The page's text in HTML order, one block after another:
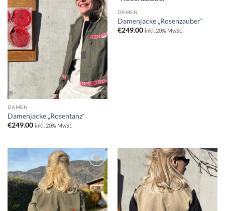
Zur
Wunschliste
hinzufügen
DAMEN
Damenjacke „Rosentanz“
€249.00 inkl. 20% MwSt.
hinzufügen
DAMEN
Damenjacke „Rosenzauber“
€249.00 inkl. 20% MwSt.
Zur
Wunschliste
hinzufügen
Zur
Wunschliste
hinzufügen